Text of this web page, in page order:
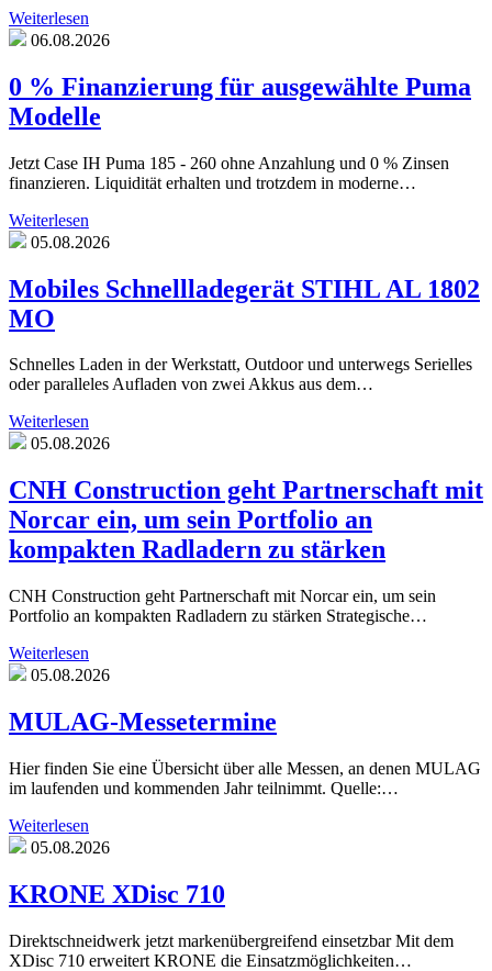
Weiterlesen
06.08.2026
0 % Finanzierung für ausgewählte Puma
Modelle
Jetzt Case IH Puma 185 - 260 ohne Anzahlung und 0 % Zinsen
finanzieren. Liquidität erhalten und trotzdem in moderne…
Weiterlesen
05.08.2026
Mobiles Schnellladegerät STIHL AL 1802
MO
Schnelles Laden in der Werkstatt, Outdoor und unterwegs Serielles
oder paralleles Aufladen von zwei Akkus aus dem…
Weiterlesen
05.08.2026
CNH Construction geht Partnerschaft mit
Norcar ein, um sein Portfolio an
kompakten Radladern zu stärken
CNH Construction geht Partnerschaft mit Norcar ein, um sein
Portfolio an kompakten Radladern zu stärken Strategische…
Weiterlesen
05.08.2026
MULAG-Messetermine
Hier finden Sie eine Übersicht über alle Messen, an denen MULAG
im laufenden und kommenden Jahr teilnimmt. Quelle:…
Weiterlesen
05.08.2026
KRONE XDisc 710
Direktschneidwerk jetzt markenübergreifend einsetzbar Mit dem
XDisc 710 erweitert KRONE die Einsatzmöglichkeiten…